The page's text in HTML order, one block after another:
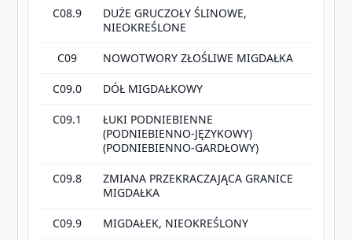
C08.9
DUŻE GRUCZOŁY ŚLINOWE,
NIEOKREŚLONE
C09 NOWOTWORY ZŁOŚLIWE MIGDAŁKA
C09.0 DÓŁ MIGDAŁKOWY
C09.1
ŁUKI PODNIEBIENNE
(PODNIEBIENNO-JĘZYKOWY)
(PODNIEBIENNO-GARDŁOWY)
C09.8
ZMIANA PRZEKRACZAJĄCA GRANICE
MIGDAŁKA
C09.9 MIGDAŁEK, NIEOKREŚLONY